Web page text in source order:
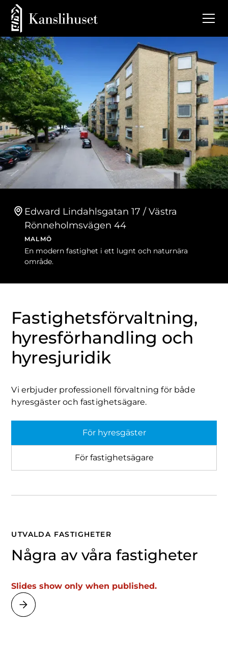
Edward Lindahlsgatan 17 / Västra
Rönneholmsvägen 44
MALMÖ
En modern fastighet i ett lugnt och naturnära
område.
Fastighetsförvaltning,
hyresförhandling och
hyresjuridik
Vi erbjuder professionell förvaltning för både
hyresgäster och fastighetsägare.
För hyresgäster
För fastighetsägare
UTVALDA FASTIGHETER
Några av våra fastigheter
Slides show only when published.